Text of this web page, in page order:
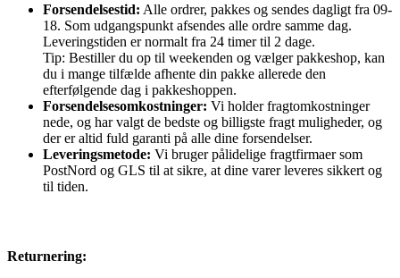
Forsendelsestid: Alle ordrer, pakkes og sendes dagligt fra 09-
18. Som udgangspunkt afsendes alle ordre samme dag.
Leveringstiden er normalt fra 24 timer til 2 dage.
Tip: Bestiller du op til weekenden og vælger pakkeshop, kan
du i mange tilfælde afhente din pakke allerede den
efterfølgende dag i pakkeshoppen.
Forsendelsesomkostninger: Vi holder fragtomkostninger
nede, og har valgt de bedste og billigste fragt muligheder, og
der er altid fuld garanti på alle dine forsendelser.
Leveringsmetode: Vi bruger pålidelige fragtfirmaer som
PostNord og GLS til at sikre, at dine varer leveres sikkert og
til tiden.
Returnering: